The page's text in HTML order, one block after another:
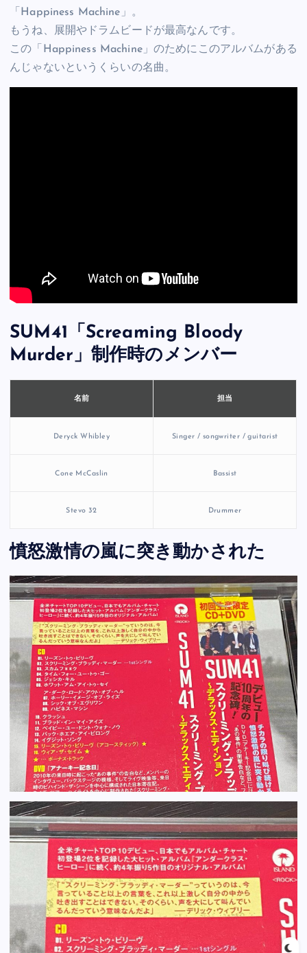
「Happiness Machine」。
もうね、展開やドラムビードが最高なんです。
この「Happiness Machine」のためにこのアルバムがある
んじゃないというくらいの名曲。
SUM41「Screaming Bloody
Murder」制作時のメンバー
名前 担当
Deryck Whibley Singer / songwriter / guitarist
Cone McCaslin Bassist
Stevo 32 Drummer
憤怒激情の嵐に突き動かされた